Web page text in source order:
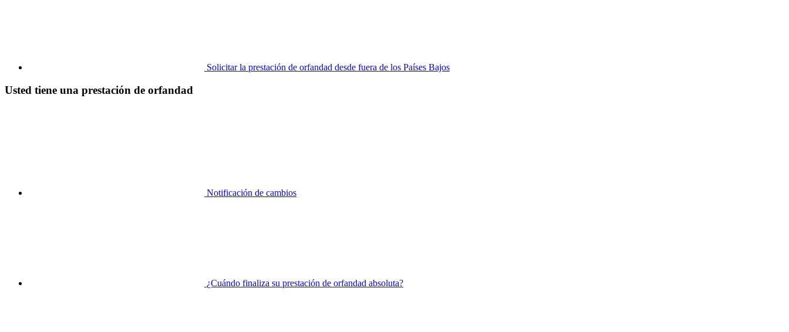
Solicitar la prestación de orfandad desde fuera de los Países Bajos
Usted tiene una prestación de orfandad
Notificación de cambios
¿Cuándo finaliza su prestación de orfandad absoluta?